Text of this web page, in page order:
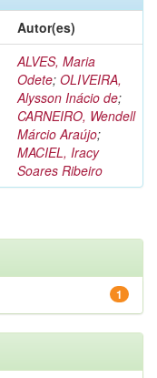
Autor(es)
ALVES, Maria
Odete; OLIVEIRA,
Alysson Inácio de;
CARNEIRO, Wendell
Márcio Araújo;
MACIEL, Iracy
Soares Ribeiro
1